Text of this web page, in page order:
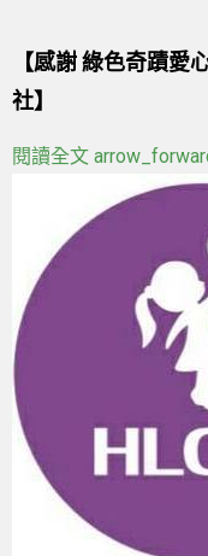
【感謝 綠色奇蹟愛
社】
閱讀全文